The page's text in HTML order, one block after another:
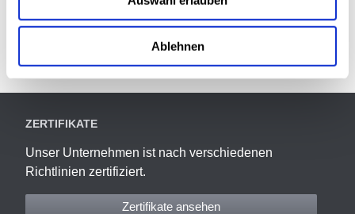
Ablehnen
Xing Mail WhatsApp
ZERTIFIKATE
Unser Unternehmen ist nach verschiedenen
Richtlinien zertifiziert.
Zertifikate ansehen